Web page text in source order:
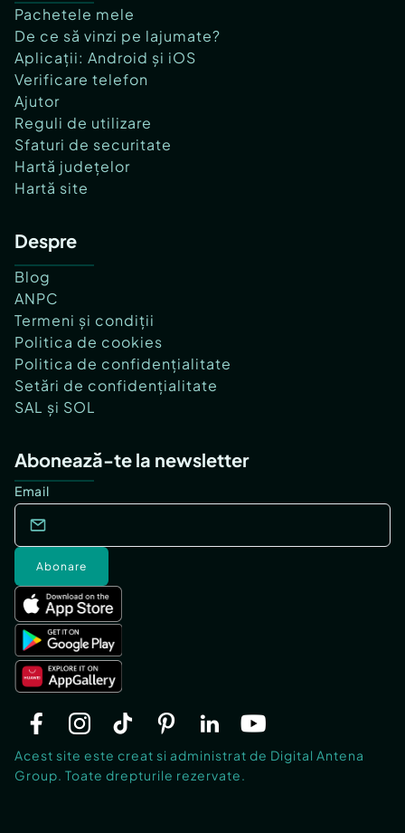
Pachetele mele
De ce să vinzi pe lajumate?
Aplicații: Android și iOS
Verificare telefon
Ajutor
Reguli de utilizare
Sfaturi de securitate
Hartă județelor
Hartă site
Despre
Blog
ANPC
Termeni și condiții
Politica de cookies
Politica de confidențialitate
Setări de confidențialitate
SAL și SOL
Abonează-te la newsletter
Email
Abonare
Acest site este creat si administrat de Digital Antena
Group. Toate drepturile rezervate.